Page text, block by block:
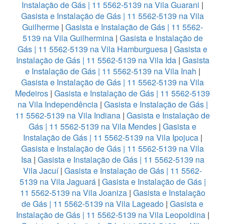
Instalação de Gás | 11 5562-5139 na Vila Guarani |
Gasista e Instalação de Gás | 11 5562-5139 na Vila
Guilherme | Gasista e Instalação de Gás | 11 5562-
5139 na Vila Guilhermina| Gasista e Instalação de
Gás | 11 5562-5139 na Vila Hamburguesa | Gasista e
Instalação de Gás | 11 5562-5139 na Vila Ida| Gasista
e Instalação de Gás | 11 5562-5139 na Vila Inah |
Gasista e Instalação de Gás | 11 5562-5139 na Vila
Medeiros | Gasista e Instalação de Gás | 11 5562-5139
na Vila Independência| Gasista e Instalação de Gás |
11 5562-5139 na Vila Indiana | Gasista e Instalação de
Gás | 11 5562-5139 na Vila Mendes | Gasista e
Instalação de Gás | 11 5562-5139 na Vila Ipojuca|
Gasista e Instalação de Gás | 11 5562-5139 na Vila
Isa| Gasista e Instalação de Gás | 11 5562-5139 na
Vila Jacuí| Gasista e Instalação de Gás | 11 5562-
5139 na Vila Jaguará| Gasista e Instalação de Gás |
11 5562-5139 na Vila Joaniza| Gasista e Instalação
de Gás | 11 5562-5139 na Vila Lageado | Gasista e
Instalação de Gás | 11 5562-5139 na Vila Leopoldina|